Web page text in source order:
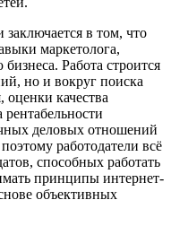
заключается в том, что
маркетолога,
Работа строится
но и вокруг поиска
качества
рентабельности
деловых отношений
работодатели всё
способных работать
принципы интернет-
объективных